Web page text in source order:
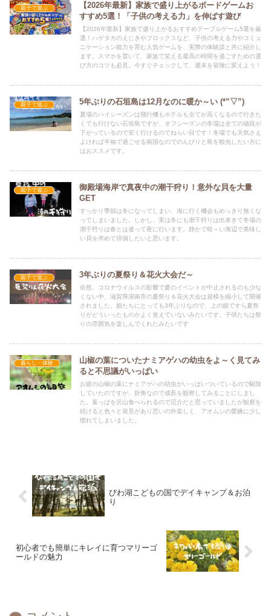
親子で遊ぶ
【2026年最新】家族で盛り上がるボードゲームお
すすめ5選！「子供の考える力」を伸ばす遊び
【2026年最新】家族で盛り上がるおすすめテーブルゲーム5選を厳
選！ハゲタカのえじきやブロックスなど、子供の考える力やコミュ
ニケーション能力を育む人気ゲームを、実際の体験談と共に紹介し
ます。スマホを置いて、家族で笑える最高の時間を過ごすための選
び方のコツも必見。今すぐチェックして、週末を冒険に変えよう！
親子で遊ぶ 5年ぶりの石垣島は12月なのに暖か～い (*”▽”)
夏場のハイシーズンは飛行機もホテルも全てが高くなるので行きた
くても行けない石垣島ですが、オフシーズンの冬場は全ての値段が
下がっているので安く行けるのでねらい目です！冬場でも天気さえ
よければ半袖で過ごせる南国なのでのんびりと島を観光したい方に
はおススメです。
親子で遊ぶ
御殿場海岸で真夜中の潮干狩り！意外な貝を大量
GET
すっかり季節は冬になってしまい、海に行く機会もめっきり無くな
ってしまいました。しかし、実は冬にも潮干狩りは出来きて冬場の
潮干狩りは春とは違って夜に行います。静かで暗～い海辺で美味し
い貝を求めて徘徊したいと思います。
親子で遊ぶ 3年ぶりの夏祭り＆花火大会だ～
依然、コロナウイルスの影響で夏のイベントが中止されるのも少な
くない中、滋賀県湖南市の夏祭り＆花火大会は規模を縮小して開催
されました。娘たちにとっても3年ぶりなので、上の娘ですら夏祭
りがどういったものかよく覚えていないみたいです。子供たちは祭
りの雰囲気を楽しんでくれたみたいです
暮らし・体験
山椒の葉についたナミアゲハの幼虫をよ～く見てみ
ると不思議がいっぱい
お庭の山椒の葉にナミアゲハの幼虫がいっぱいついているので駆除
していたのですが、折角なので成長を観察してみることにしまし
た。葉っぱを沢山食べられるので厄介だと思っていましたが観察を
続けると色々と発見があり思いの外楽しく、アオムシの愛嬌に少し
惚れてしまいました。
びわ湖こどもの国でデイキャンプ＆お泊
り
初心者でも簡単にキレイに育つマリーゴ
ールドの魅力